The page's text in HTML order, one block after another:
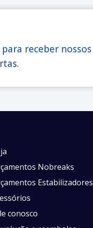
receber nossos
Nobreaks
Estabilizadores
conosco